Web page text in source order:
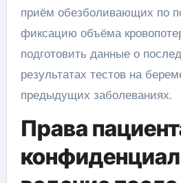
приём обезболивающих по
фиксацию объёма
подготовить данные о
результатах тестов на
предыдущих заболеваниях.
Права